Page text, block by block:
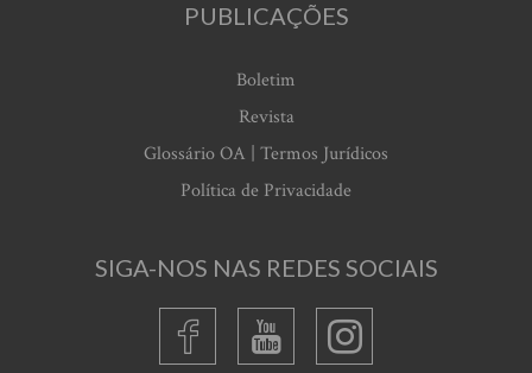
PUBLICAÇÕES
Boletim
Revista
Glossário OA | Termos Jurídicos
Política de Privacidade
SIGA-NOS NAS REDES SOCIAIS